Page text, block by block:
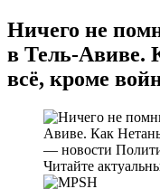
Ничего не
в Тель-Авиве.
всё, кроме